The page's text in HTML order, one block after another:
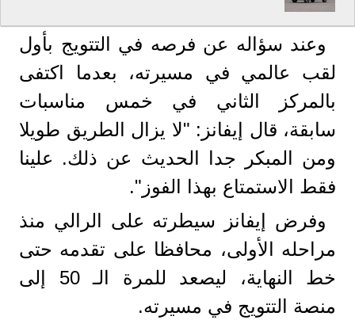
وعند سؤاله عن فرصه في التتويج بأول
لقب عالمي في مسيرته، بعدما اكتفى
بالمركز الثاني في خمس مناسبات
سابقة، قال إيفانز: "لا يزال الطريق طويلا
ومن المبكر جدا الحديث عن ذلك. علينا
فقط الاستمتاع بهذا الفوز".
وفرض إيفانز سيطرته على الرالي منذ
مراحله الأولى، محافظا على تقدمه حتى
خط النهاية، ليصعد للمرة الـ 50 إلى
منصة التتويج في مسيرته.